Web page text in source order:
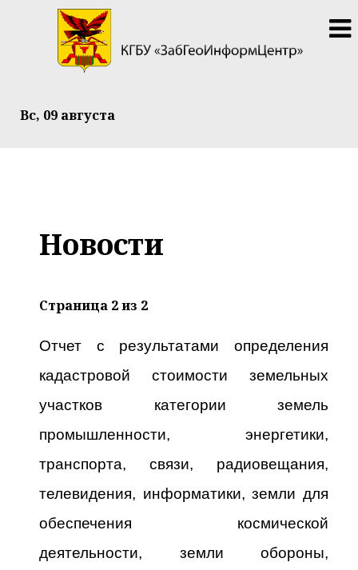
Вс, 09 августа
Новости
Страница 2 из 2
Отчет с результатами определения
кадастровой стоимости земельных
участков категории земель
промышленности, энергетики,
транспорта, связи, радиовещания,
телевидения, информатики, земли для
обеспечения космической
деятельности, земли обороны,